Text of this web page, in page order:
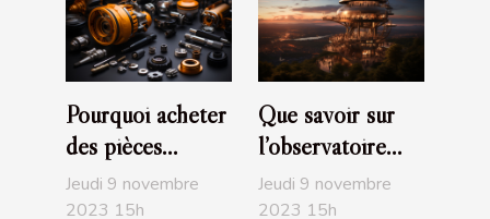
Pourquoi acheter
des pièces
automobiles en
ligne ?
Jeudi 9 novembre
2023 15h
Que savoir sur
l’observatoire
The Edge de
NYC ?
Jeudi 9 novembre
2023 15h